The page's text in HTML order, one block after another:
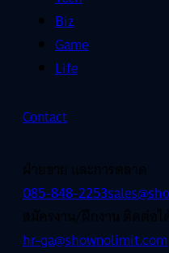
Biz
Game
Life
Contact
ฝ่ายขาย และการตลาด
085-848-2253
สมัครงาน/ฝึกงาน ติดต่อไ
hr-ga@shownolimit.com